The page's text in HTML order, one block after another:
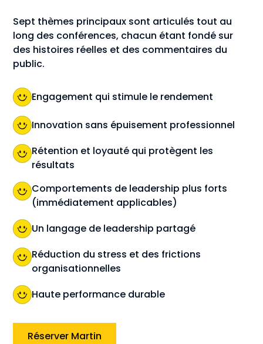
Sept thèmes principaux sont articulés tout au
long des conférences, chacun étant fondé sur
des histoires réelles et des commentaires du
public.
Engagement qui stimule le rendement
Innovation sans épuisement professionnel
Rétention et loyauté qui protègent les
résultats
Comportements de leadership plus forts
(immédiatement applicables)
Un langage de leadership partagé
Réduction du stress et des frictions
organisationnelles
Haute performance durable
Réserver Martin